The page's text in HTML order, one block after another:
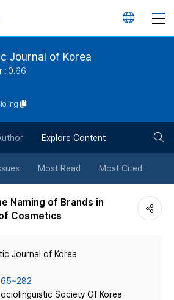
언
튼
Journal of Korea
: 0.66
Explore Content
Most Read Most Cited
Naming of Brands in
Cosmetics
Journal of Korea
Society Of Korea